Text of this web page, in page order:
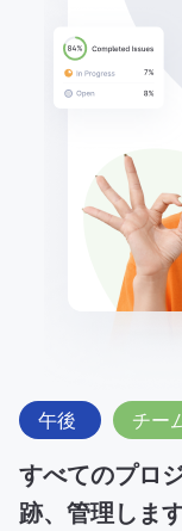
午後 チー
すべてのプロ
跡、管理しま